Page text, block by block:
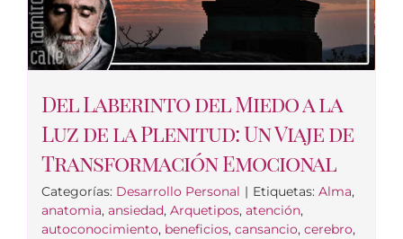
Del Laberinto del Miedo a la
Luz de la Plenitud: Un Viaje de
Transformación Emocional
Categorías: Desarrollo Personal | Etiquetas: Alma,
anatomia, ansiedad, Arquetipos, atención,
autoconocimiento, beneficios, cansancio, cerebro,